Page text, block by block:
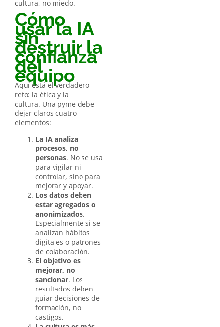
cultura, no miedo.
Cómo
usar la IA
sin
destruir la
confianza
del
equipo
Aquí está el verdadero
reto: la ética y la
cultura. Una pyme debe
dejar claros cuatro
elementos:
La IA analiza
procesos, no
personas. No se usa
para vigilar ni
controlar, sino para
mejorar y apoyar.
Los datos deben
estar agregados o
anonimizados.
Especialmente si se
analizan hábitos
digitales o patrones
de colaboración.
El objetivo es
mejorar, no
sancionar. Los
resultados deben
guiar decisiones de
formación, no
castigos.